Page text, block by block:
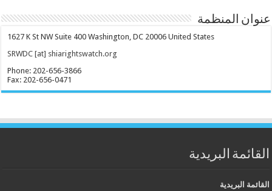
عنوان المنظمة
1627 K St NW Suite 400 Washington, DC 20006 United States
SRWDC [at] shiarightswatch.org
Phone: 202-656-3866
Fax: 202-656-0471
القائمة البريدية
القائمة البريدية